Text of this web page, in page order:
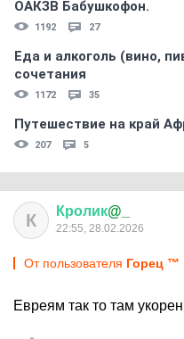
ОАКЗВ Бабушкофон.
1192 27
Еда и алкоголь (вино,
сочетания
1172 35
Путешествие на край
207 5
К Кролик@_
22:55, 28.02.2026
От пользователя Горец ™
Евреям так то там